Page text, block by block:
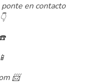
en contacto
📨